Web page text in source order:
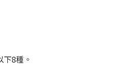
8種。